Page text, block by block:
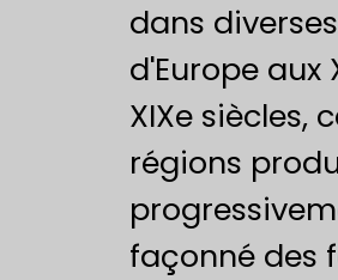
dans
d'Europe aux
XIXe siècles,
régions
façonné des